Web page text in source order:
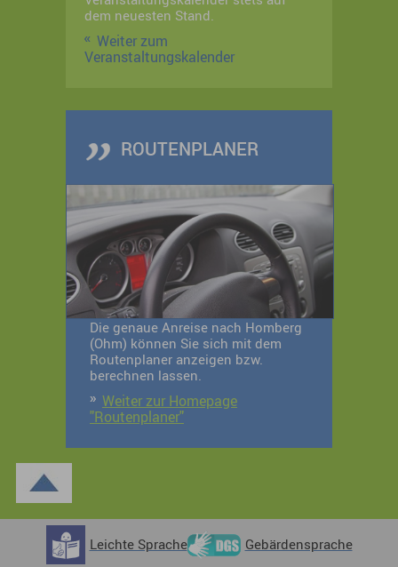
dem neuesten Stand.
Weiter zum
Veranstaltungskalender
ROUTENPLANER
Die genaue Anreise nach Homberg
(Ohm) können Sie sich mit dem
Routenplaner anzeigen bzw.
berechnen lassen.
Weiter zur Homepage
"Routenplaner"
Leichte Sprache Gebärdensprache